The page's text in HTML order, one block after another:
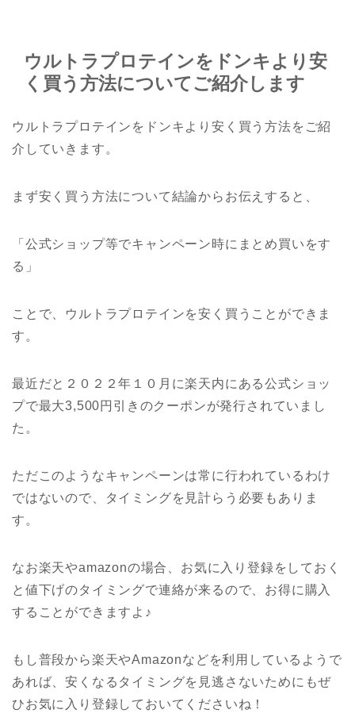
ウルトラプロテインをドンキより安
く買う方法についてご紹介します
ウルトラプロテインをドンキより安く買う方法をご紹
介していきます。
まず安く買う方法について結論からお伝えすると、
「公式ショップ等でキャンペーン時にまとめ買いをす
る」
ことで、ウルトラプロテインを安く買うことができま
す。
最近だと２０２２年１０月に楽天内にある公式ショッ
プで最大3,500円引きのクーポンが発行されていまし
た。
ただこのようなキャンペーンは常に行われているわけ
ではないので、タイミングを見計らう必要もありま
す。
なお楽天やamazonの場合、お気に入り登録をしておく
と値下げのタイミングで連絡が来るので、お得に購入
することができますよ♪
もし普段から楽天やAmazonなどを利用しているようで
あれば、安くなるタイミングを見逃さないためにもぜ
ひお気に入り登録しておいてくださいね！